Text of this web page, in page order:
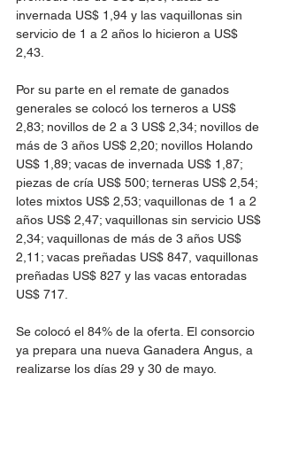
invernada US$ 1,94 y las vaquillonas sin
servicio de 1 a 2 años lo hicieron a US$
2,43.
Por su parte en el remate de ganados
generales se colocó los terneros a US$
2,83; novillos de 2 a 3 US$ 2,34; novillos de
más de 3 años US$ 2,20; novillos Holando
US$ 1,89; vacas de invernada US$ 1,87;
piezas de cría US$ 500; terneras US$ 2,54;
lotes mixtos US$ 2,53; vaquillonas de 1 a 2
años US$ 2,47; vaquillonas sin servicio US$
2,34; vaquillonas de más de 3 años US$
2,11; vacas preñadas US$ 847, vaquillonas
preñadas US$ 827 y las vacas entoradas
US$ 717.
Se colocó el 84% de la oferta. El consorcio
ya prepara una nueva Ganadera Angus, a
realizarse los días 29 y 30 de mayo.